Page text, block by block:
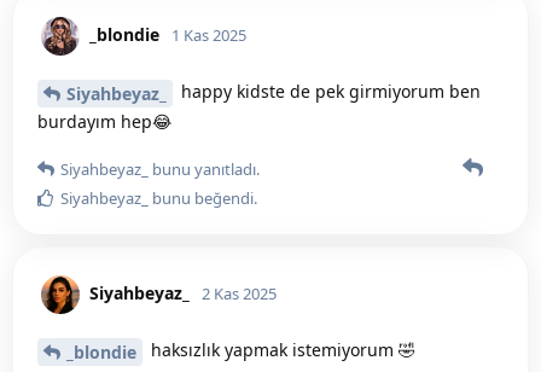
_blondie 1 Kas 2025
Siyahbeyaz_
happy kidste de pek girmiyorum ben
burdayım hep😂
Siyahbeyaz_ bunu yanıtladı.
Siyahbeyaz_ bunu beğendi.
Siyahbeyaz_ 2 Kas 2025
_blondie haksızlık yapmak istemiyorum 🤣